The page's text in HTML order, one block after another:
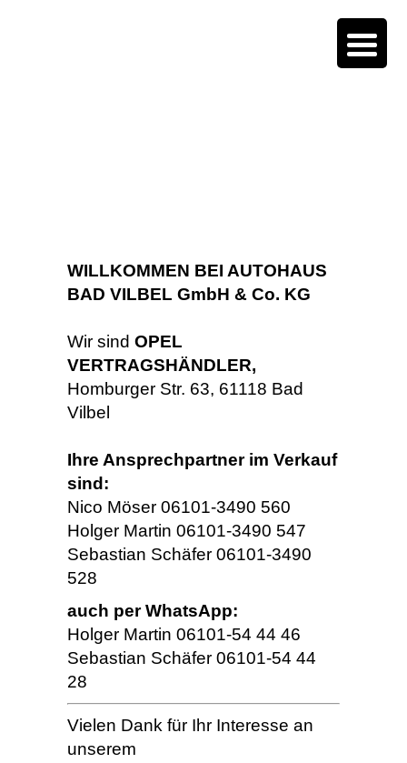
WILLKOMMEN BEI AUTOHAUS
BAD VILBEL GmbH & Co. KG
Wir sind OPEL
VERTRAGSHÄNDLER,
Homburger Str. 63, 61118 Bad
Vilbel
Ihre Ansprechpartner im Verkauf
sind:
Nico Möser 06101-3490 560
Holger Martin 06101-3490 547
Sebastian Schäfer 06101-3490
528
auch per WhatsApp:
Holger Martin 06101-54 44 46
Sebastian Schäfer 06101-54 44
28
Vielen Dank für Ihr Interesse an
unserem